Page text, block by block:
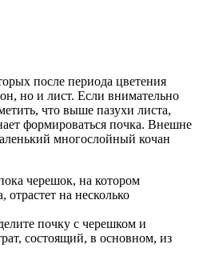
после периода цветения
но и лист. Если внимательно
что выше пазухи листа,
формироваться почка. Внешне
многослойный кочан
черешок, на котором
отрастет на несколько
почку с черешком и
состоящий, в основном, из